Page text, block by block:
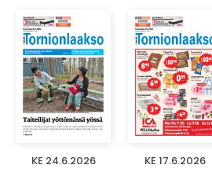
KE 24.6.2026 KE 17.6.2026